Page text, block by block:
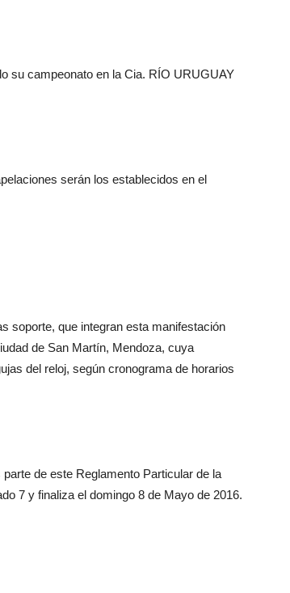
su campeonato en la Cia. RÍO URUGUAY
serán los establecidos en el
soporte, que integran esta manifestación
de San Martín, Mendoza, cuya
del reloj, según cronograma de horarios
de este Reglamento Particular de la
7 y finaliza el domingo 8 de Mayo de 2016.